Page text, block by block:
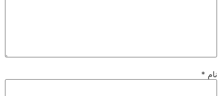
نام *